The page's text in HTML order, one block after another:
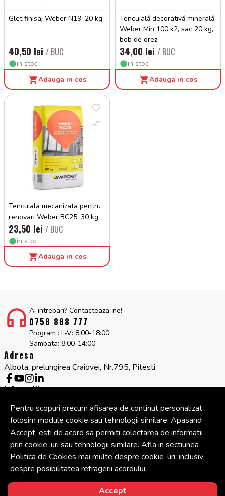
Glet finisaj Weber N19, 20 kg
40,50 lei / BUC
in stoc
Adauga in cos
Tencuială decorativă minerală
Weber Min 100 k2, sac 20 kg,
bob de orez
34,00 lei / BUC
in stoc
Adauga in cos
Tencuiala mecanizata pentru
renovari Weber BC25, 30 kg
23,50 lei / BUC
in stoc
Adauga in cos
Ai intrebari? Contacteaza-ne!
0758 888 777
Program : L-V: 8:00-18:00
Sambata: 8:00-14:00
Adresa
Albota, prelungirea Craiovei, Nr.795, Pitesti
Informatii
Companie
Cont
© Copyright 2026 Cipcos Mar. Toate drepturile rezervate.
Solutie eCommercepowered by
Pentru scopuri precum afisarea de continut personalizat,
folosim module cookie sau tehnologii similare. Apasand
Accept, esti de acord sa permiti colectarea de informatii
prin cookie-uri sau tehnologii similare. Afla in sectiunea
Politica de Cookies mai multe despre cookie-uri, inclusiv
despre posibilitatea retragerii acordului.
Accept